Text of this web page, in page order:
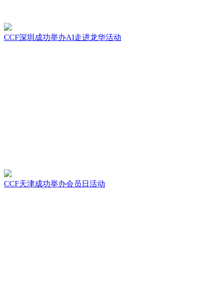
CCF深圳成功举办AI走进龙华活动
CCF天津成功举办会员日活动